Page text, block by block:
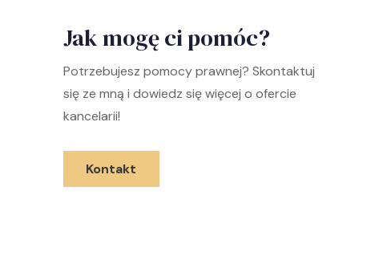
Jak mogę ci pomóc?
Potrzebujesz pomocy prawnej? Skontaktuj
się ze mną i dowiedz się więcej o ofercie
kancelarii!
Kontakt